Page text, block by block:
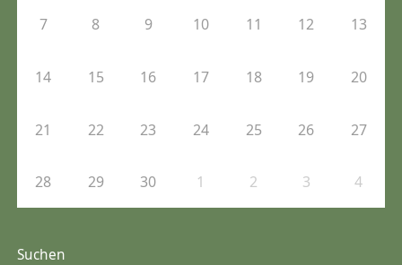
7 8 9 10 11 12 13
14 15 16 17 18 19 20
21 22 23 24 25 26 27
28 29 30 1 2 3 4
Suchen